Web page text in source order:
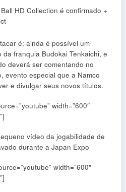
é: ainda é possível um
franquia Budokai Tenkaichi, e
deverá ser comentando no
evento especial que a Namco
e divulgar seus novos títulos.
width=”600″
vídeo da jogabilidade de
durante a Japan Expo
width=”600″